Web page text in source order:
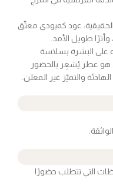
عود كمبودي معتّق
طويل الأمد.
أوديه على البشرة بسلاسة
هو عطر يُشعِر بالحضور
والتميّز غير المعلن.
التي تتطلب حضورًا